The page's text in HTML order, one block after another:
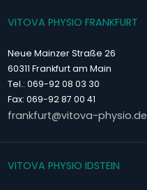
VITOVA PHYSIO FRANKFURT
Neue Mainzer Straße 26
60311 Frankfurt am Main
Tel.: 069-92 08 03 30
Fax: 069-92 87 00 41
frankfurt@vitova-physio.de
VITOVA PHYSIO IDSTEIN